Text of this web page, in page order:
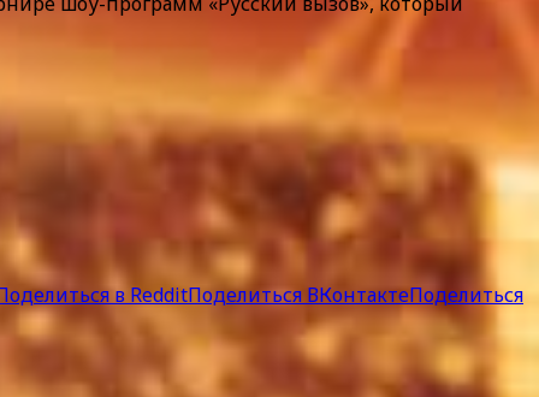
в RedditПоделиться ВКонтактеПоделиться